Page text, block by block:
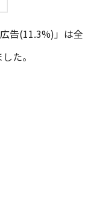
告(11.3%)」は全
た。